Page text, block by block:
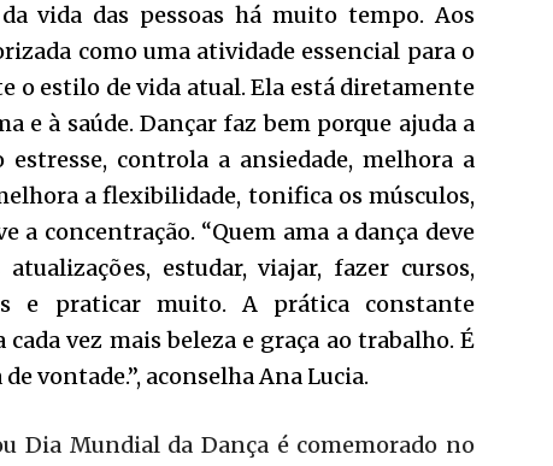
vida das pessoas há muito tempo. Aos
como uma atividade essencial para o
o estilo de vida atual. Ela está diretamente
e à saúde. Dançar faz bem porque ajuda a
controla a ansiedade, melhora a
a flexibilidade, tonifica os músculos,
a concentração. “Quem ama a dança deve
estudar, viajar, fazer cursos,
e praticar muito. A prática constante
vez mais beleza e graça ao trabalho. É
vontade.”, aconselha Ana Lucia.
Dia Mundial da Dança é comemorado no